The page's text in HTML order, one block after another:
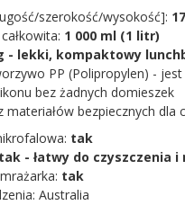
szerokość/wysokość]:
1 000 ml (1 litr)
- lekki, kompaktowy
PP (Polipropylen) -
bez żadnych domieszek
materiałów bezpiecznych dla
tak
tak - łatwy do czyszczenia
tak
Australia